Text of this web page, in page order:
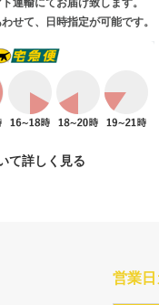
せて、日時指定が可能です。
て詳しく見る
営業